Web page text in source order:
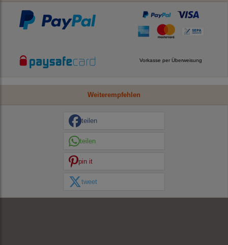
Vorkasse per Überweisung
Weiterempfehlen
teilen
teilen
pin it
tweet